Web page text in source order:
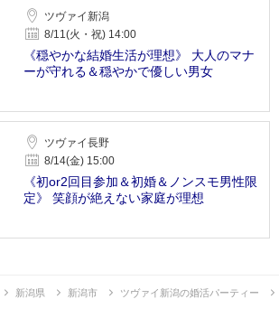
ツヴァイ新潟
8/11(火・祝) 14:00
《穏やかな結婚生活が理想》 大人のマナ
ーが守れる＆穏やかで優しい男女
ツヴァイ長野
8/14(金) 15:00
《初or2回目参加＆初婚＆ノンスモ男性限
定》 笑顔が絶えない家庭が理想
新潟県 新潟市 ツヴァイ新潟の婚活パーティー